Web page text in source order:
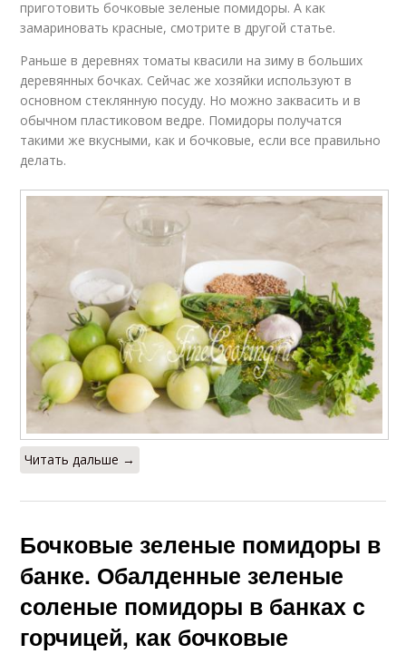
приготовить бочковые зеленые помидоры. А как
замариновать красные, смотрите в другой статье.
Раньше в деревнях томаты квасили на зиму в больших
деревянных бочках. Сейчас же хозяйки используют в
основном стеклянную посуду. Но можно заквасить и в
обычном пластиковом ведре. Помидоры получатся
такими же вкусными, как и бочковые, если все правильно
делать.
Читать дальше →
Бочковые зеленые помидоры в
банке. Обалденные зеленые
соленые помидоры в банках с
горчицей, как бочковые